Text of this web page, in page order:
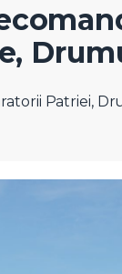
Patriei,